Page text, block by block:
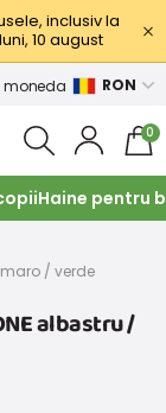
inclusiv la
10 august
moneda RON
0
Haine pentru
maro / verde
albastru /